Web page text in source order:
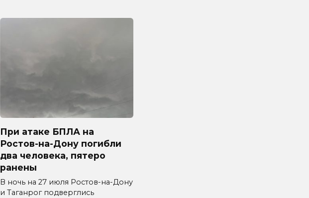
При атаке БПЛА на
Ростов-на-Дону погибли
два человека, пятеро
ранены
В ночь на 27 июля Ростов-на-Дону
и Таганрог подверглись